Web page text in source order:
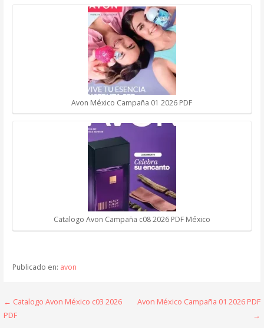
Avon México Campaña 01 2026 PDF
Catalogo Avon Campaña c08 2026 PDF México
Publicado en: avon
Navegación
← Catalogo Avon México c03 2026
PDF
Avon México Campaña 01 2026 PDF
→